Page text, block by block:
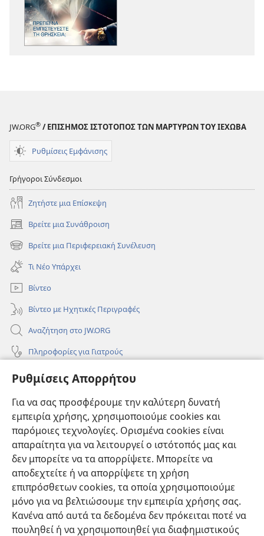
Ρυθμίσεις Απορρήτου
Για να σας προσφέρουμε την καλύτερη δυνατή
εμπειρία χρήσης, χρησιμοποιούμε cookies και
παρόμοιες τεχνολογίες. Ορισμένα cookies είναι
απαραίτητα για να λειτουργεί ο ιστότοπός μας και
δεν μπορείτε να τα απορρίψετε. Μπορείτε να
αποδεχτείτε ή να απορρίψετε τη χρήση
επιπρόσθετων cookies, τα οποία χρησιμοποιούμε
μόνο για να βελτιώσουμε την εμπειρία χρήσης σας.
Κανένα από αυτά τα δεδομένα δεν πρόκειται ποτέ να
πουληθεί ή να χρησιμοποιηθεί για διαφημιστικούς
JW.ORG® / ΕΠΙΣΗΜΟΣ ΙΣΤΟΤΟΠΟΣ ΤΩΝ ΜΑΡΤΥΡΩΝ ΤΟΥ ΙΕΧΩΒΑ
Ρυθμίσεις Εμφάνισης
Γρήγοροι Σύνδεσμοι
Ζητήστε μια Επίσκεψη
Βρείτε μια Συνάθροιση
(ανοίγει
νέο
παράθυρο)
Βρείτε μια Περιφερειακή Συνέλευση
(ανοίγει
νέο
παράθυρο)
Τι Νέο Υπάρχει
Βίντεο
Βίντεο με Ηχητικές Περιγραφές
Αναζήτηση στο JW.ORG
Πληροφορίες για Γιατρούς
Πληροφορίες για Επίσημους Φορείς και ΜΜΕ
Συνεισφορές
(ανοίγει
παράθυρο)ΔΙΑΔΙΚΤΥΑΚΗ ΒΙΒΛΙΟΘΗΚΗ της Σκοπιάς™
(ανοίγει
νέο
παράθυρο)
JW Hub
(ανοίγει
νέο
παράθυρο)JW Library®